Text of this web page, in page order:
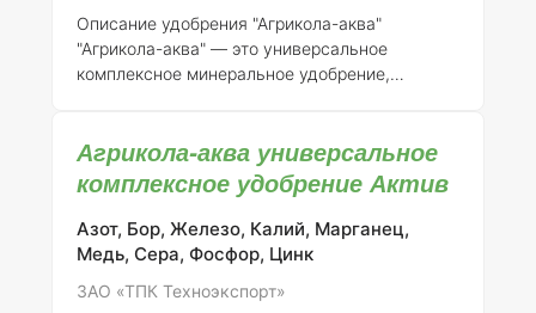
Калий (K2O)
— 10% - Микроэлементы: -
Описание удобрения "Агрикола-аква"
"Агрикола-аква" — это универсальное
комплексное минеральное удобрение,
является ЗАО "ТПК Техноэкспорт". Удобрение
предназначено для использования в
различных агрономических условиях и
подходит для большинства
сельскохозяйственных культур.
"Агрикола-аква" содержит в своем составе
Агрикола-аква универсальное
комплексное удобрение Актив
Азот, Бор, Железо, Калий, Марганец,
Медь, Сера, Фосфор, Цинк
ЗАО «ТПК Техноэкспорт»